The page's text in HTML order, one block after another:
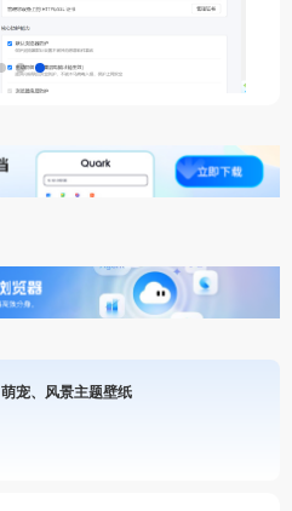
宠、风景主题壁纸